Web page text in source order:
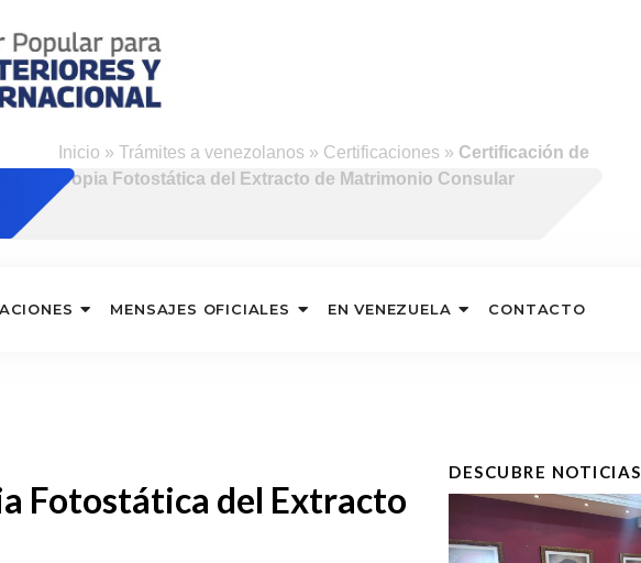
Inicio »Trámites a venezolanos » Certificaciones » Certificación de
Copia Fotostática del Extracto de Matrimonio Consular
MENSAJES OFICIALES EN VENEZUELA CONTACTO
Fotostática del Extracto
DESCUBRE NOTICIAS